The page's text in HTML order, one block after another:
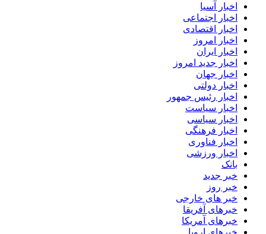
اخبار آسیا
اخبار اجتماعی
اخبار اقتصادی
اخبار امروز
اخبار ایران
اخبار جدید امروز
اخبار جهان
اخبار دولتی
اخبار رئیس جمهور
اخبار سیاست
اخبار سیاسی
اخبار فرهنگی
اخبار فناوری
اخبار ورزشی
بانک
خبر جدید
خبر روز
خبر های خارجی
خبرهای آفریقا
خبرهای آمریکا
خبرهای اروپا